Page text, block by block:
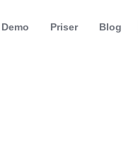
Blog
Priser
Demo